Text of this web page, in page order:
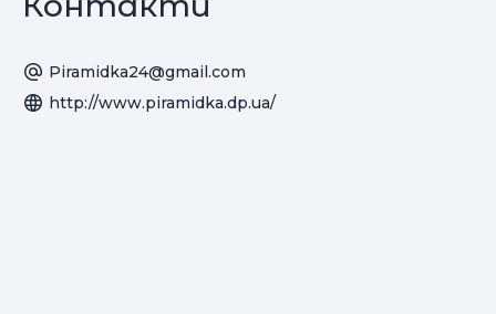
Piramidka24@gmail.com
http://www.piramidka.dp.ua/